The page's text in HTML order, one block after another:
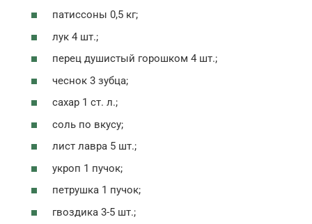
патиссоны 0,5 кг;
лук 4 шт.;
перец душистый горошком 4 шт.;
чеснок 3 зубца;
сахар 1 ст. л.;
соль по вкусу;
лист лавра 5 шт.;
укроп 1 пучок;
петрушка 1 пучок;
гвоздика 3-5 шт.;